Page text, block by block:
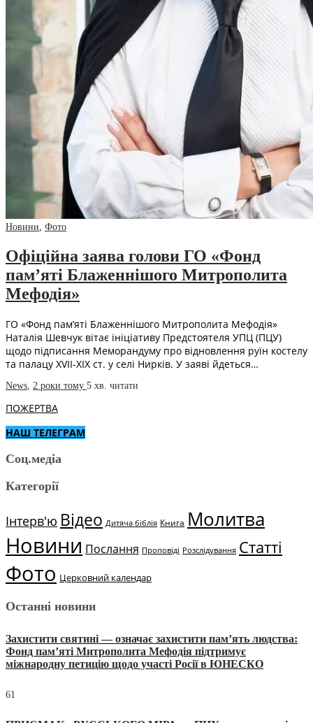
Новини, Фото
Офіційна заява голови ГО «Фонд
пам’яті Блаженнішого Митрополита
Мефодія»
ГО «Фонд пам’яті Блаженнішого Митрополита Мефодія»
Наталія Шевчук вітає ініціативу Предстоятеля УПЦ (ПЦУ)
щодо підписання Меморандуму про відновлення руїн костелу
та палацу XVII-XIX ст. у селі Нирків. У заяві йдеться…
News, 2 роки тому 5 хв. читати
ПОЖЕРТВА
НАШ ТЕЛЕГРАМ
Соц.медіа
Категорії
Інтерв'ю Відео Дитяча біблія Книга Молитва
Новини Послання Проповіді Розслідування Статті
Фото Церковний календар
Останні новини
Захистити святині — означає захистити пам’ять людства:
Фонд пам’яті Митрополита Мефодія підтримує
міжнародну петицію щодо участі Росії в ЮНЕСКО
61